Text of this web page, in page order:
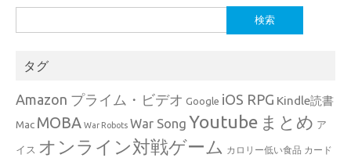
索:
タグ
Amazon プライム・ビデオ Google iOS RPG Kindle読書
Mac MOBA War Robots War Song Youtube まとめ ア
イス オンライン対戦ゲーム カロリー低い食品 カード